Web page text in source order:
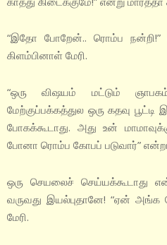
“இதோ போறேன்.. ரொம்ப
கிளம்பினாள் மேரி.
“ஒரு விஷயம் மட்டும்
மேற்குப்பக்கத்துல ஒரு கதவு
போகக்கூடாது. அது உன்
போனா ரொம்ப கோபப் படுவார்”
ஒரு செயலைச் செய்யக்கூடாது
வருவது இயல்புதானே! “ஏன்
மேரி.